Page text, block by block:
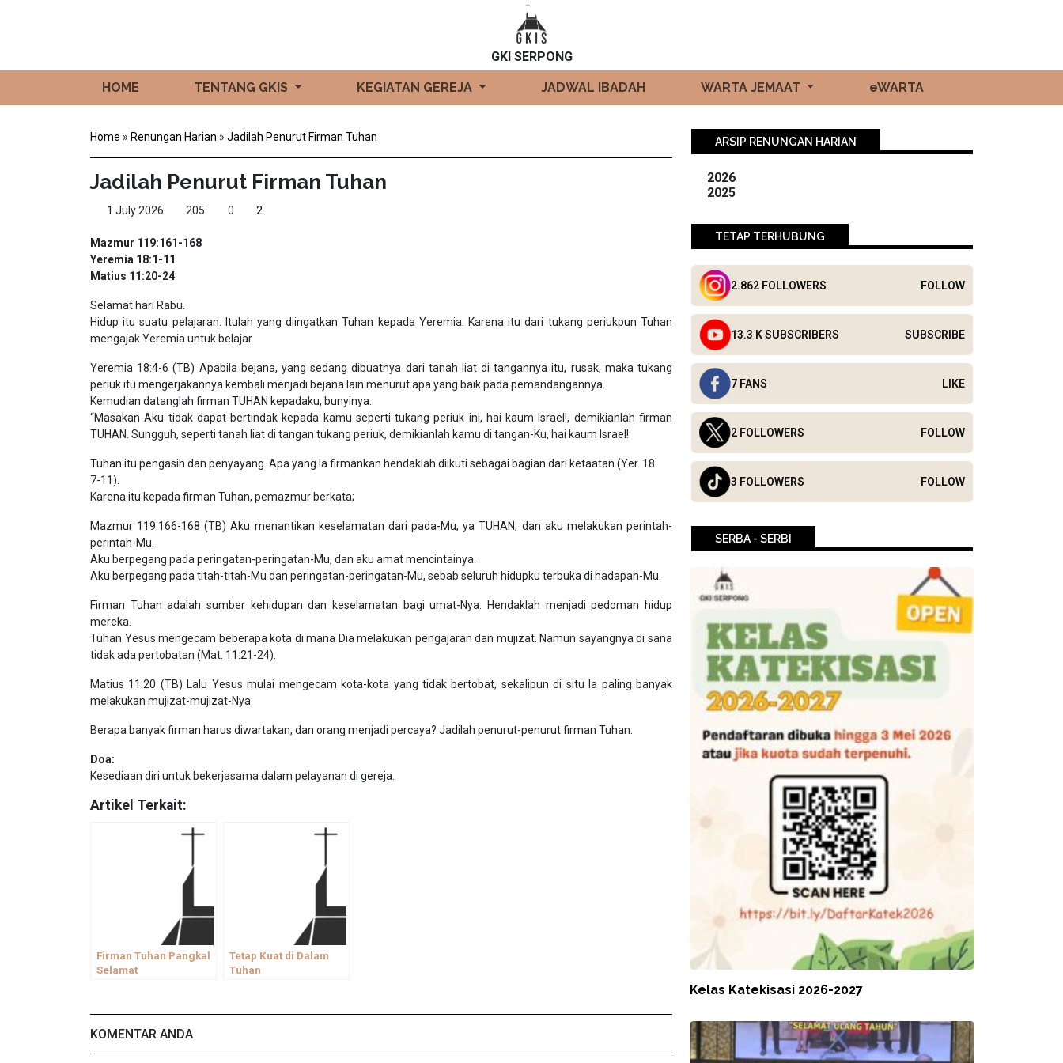
GKI SERPONG
HOME TENTANG GKIS KEGIATAN GEREJA JADWAL IBADAH WARTA JEMAAT eWARTA
Home » Renungan Harian » Jadilah Penurut Firman Tuhan
Jadilah Penurut Firman Tuhan
1 July 2026 205 0 2
Mazmur 119:161-168
Yeremia 18:1-11
Matius 11:20-24
Selamat hari Rabu.
Hidup itu suatu pelajaran. Itulah yang diingatkan Tuhan kepada Yeremia. Karena itu dari tukang periukpun Tuhan
mengajak Yeremia untuk belajar.
Yeremia 18:4-6 (TB) Apabila bejana, yang sedang dibuatnya dari tanah liat di tangannya itu, rusak, maka tukang
periuk itu mengerjakannya kembali menjadi bejana lain menurut apa yang baik pada pemandangannya.
Kemudian datanglah firman TUHAN kepadaku, bunyinya:
“Masakan Aku tidak dapat bertindak kepada kamu seperti tukang periuk ini, hai kaum Israel!, demikianlah firman
TUHAN. Sungguh, seperti tanah liat di tangan tukang periuk, demikianlah kamu di tangan-Ku, hai kaum Israel!
Tuhan itu pengasih dan penyayang. Apa yang Ia firmankan hendaklah diikuti sebagai bagian dari ketaatan (Yer. 18:
7-11).
Karena itu kepada firman Tuhan, pemazmur berkata;
Mazmur 119:166-168 (TB) Aku menantikan keselamatan dari pada-Mu, ya TUHAN, dan aku melakukan perintah-
perintah-Mu.
Aku berpegang pada peringatan-peringatan-Mu, dan aku amat mencintainya.
Aku berpegang pada titah-titah-Mu dan peringatan-peringatan-Mu, sebab seluruh hidupku terbuka di hadapan-Mu.
Firman Tuhan adalah sumber kehidupan dan keselamatan bagi umat-Nya. Hendaklah menjadi pedoman hidup
mereka.
Tuhan Yesus mengecam beberapa kota di mana Dia melakukan pengajaran dan mujizat. Namun sayangnya di sana
tidak ada pertobatan (Mat. 11:21-24).
Matius 11:20 (TB) Lalu Yesus mulai mengecam kota-kota yang tidak bertobat, sekalipun di situ Ia paling banyak
melakukan mujizat-mujizat-Nya:
Berapa banyak firman harus diwartakan, dan orang menjadi percaya? Jadilah penurut-penurut firman Tuhan.
Doa:
Kesediaan diri untuk bekerjasama dalam pelayanan di gereja.
Artikel Terkait:
Firman Tuhan Pangkal
Selamat
Tetap Kuat di Dalam
Tuhan
KOMENTAR ANDA
ARSIP RENUNGAN HARIAN
2026
2025
TETAP TERHUBUNG
2.862 FOLLOWERS FOLLOW
13.3 K SUBSCRIBERS SUBSCRIBE
7 FANS LIKE
2 FOLLOWERS FOLLOW
3 FOLLOWERS FOLLOW
SERBA - SERBI
Kelas Katekisasi 2026-2027